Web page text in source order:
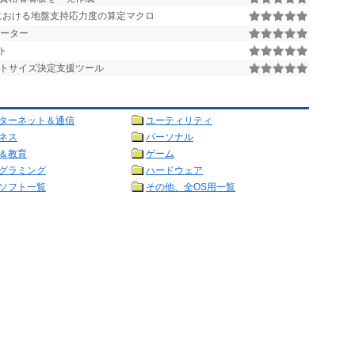
おける地盤支持応力度の算定マクロ
ター
サイズ決定支援ツール
ーネット＆通信
ユーティリティ
ス
パーソナル
教育
ゲーム
ラミング
ハードウェア
フト一覧 その他、全OS用一覧